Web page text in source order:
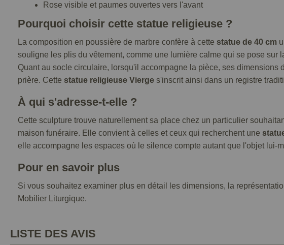
Rose visible et paumes ouvertes vers l'avant
Pourquoi choisir cette statue religieuse ?
La composition en poussière de marbre confère à cette statue de 40 cm
souligne les plis du vêtement, comme une lumière calme qui se pose sur
Quant au socle circulaire, lorsqu'il accompagne la pièce, ses dimensions
prière. Cette statue religieuse Vierge s'inscrit ainsi dans un registre
À qui s'adresse-t-elle ?
Cette sculpture trouve naturellement sa place chez un particulier
maison funéraire. Elle convient à celles et ceux qui recherchent une
elle accompagne les espaces où le silence compte autant que l'objet lui-
Pour en savoir plus
Si vous souhaitez examiner plus en détail les dimensions, la
Mobilier Liturgique.
LISTE DES AVIS